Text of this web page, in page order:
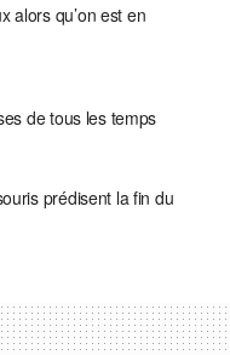
alors qu’on est en
de tous les temps
prédisent la fin du